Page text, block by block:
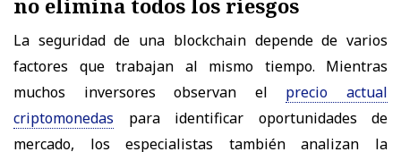
La seguridad de una blockchain depende de varios
factores que trabajan al mismo tiempo. Mientras
muchos inversores observan el precio actual
criptomonedas para identificar oportunidades de
mercado, los especialistas también analizan la